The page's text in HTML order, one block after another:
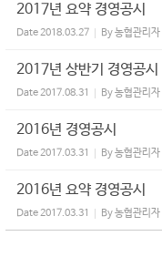
2017년 요약 경영공시
Date2018.03.27 By농협관리자
2017년 상반기 경영공시
Date2017.08.31 By농협관리자
2016년 경영공시
Date2017.03.31 By농협관리자
2016년 요약 경영공시
Date2017.03.31 By농협관리자